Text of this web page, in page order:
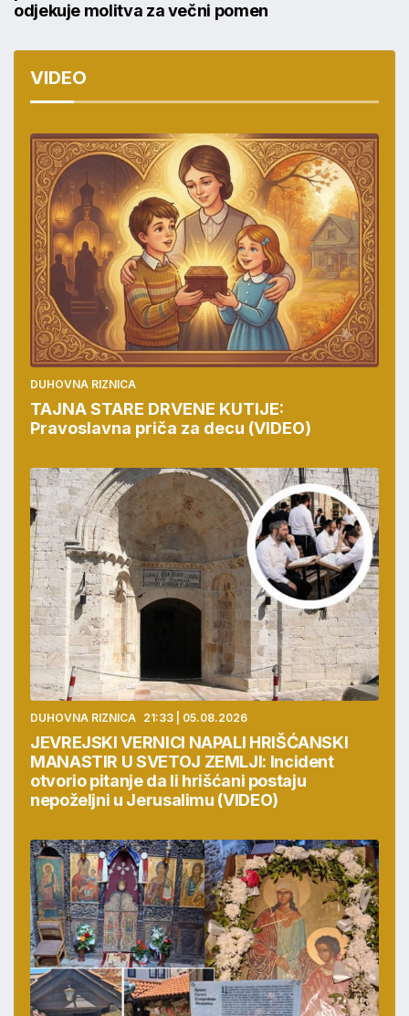
odjekuje molitva za večni pomen
VIDEO
DUHOVNA RIZNICA
TAJNA STARE DRVENE KUTIJE:
Pravoslavna priča za decu (VIDEO)
DUHOVNA RIZNICA 21:33 | 05.08.2026
JEVREJSKI VERNICI NAPALI HRIŠĆANSKI
MANASTIR U SVETOJ ZEMLJI: Incident
otvorio pitanje da li hrišćani postaju
nepoželjni u Jerusalimu (VIDEO)